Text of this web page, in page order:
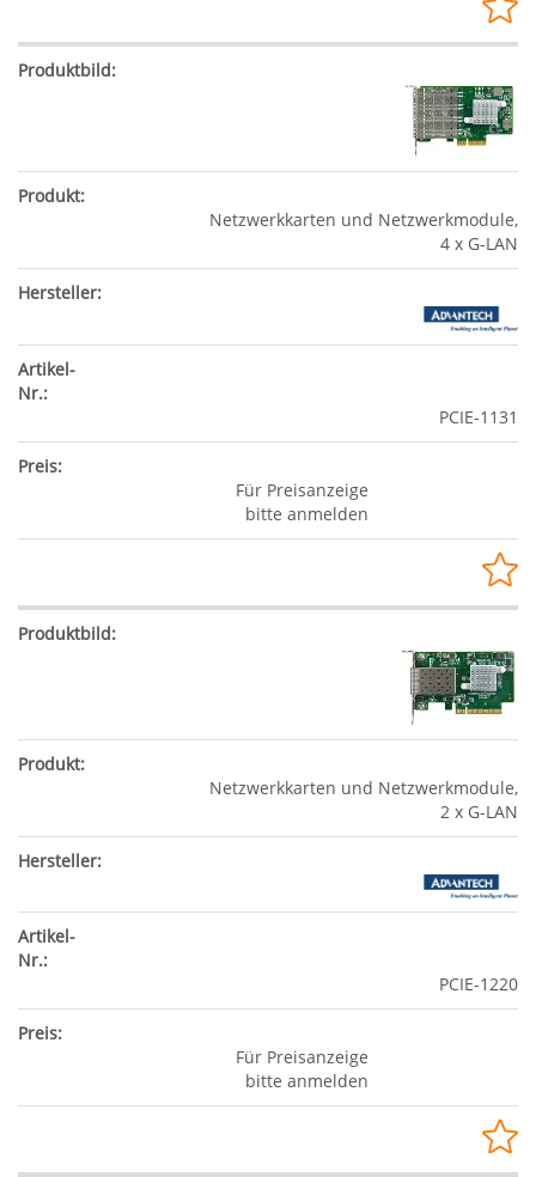
Netzwerkkarten und Netzwerkmodule,
4 x G-LAN
PCIE-1131
Für Preisanzeige
bitte anmelden
Netzwerkkarten und Netzwerkmodule,
2 x G-LAN
PCIE-1220
Für Preisanzeige
bitte anmelden